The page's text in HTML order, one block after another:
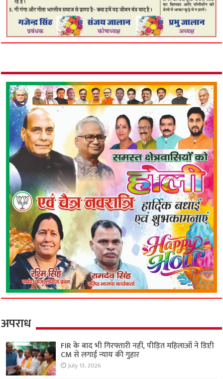
अपराध
FIR के बाद भी गिरफ्तारी नहीं, पीड़ित महिलाओं ने डिप्टी
CM से लगाई न्याय की गुहार
July 13, 2026